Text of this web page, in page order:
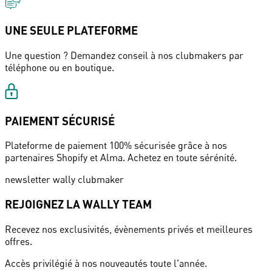
UNE SEULE PLATEFORME
Une question ? Demandez conseil à nos clubmakers par
téléphone ou en boutique.
PAIEMENT SÉCURISÉ
Plateforme de paiement 100% sécurisée grâce à nos
partenaires Shopify et Alma. Achetez en toute sérénité.
newsletter wally clubmaker
REJOIGNEZ LA WALLY TEAM
Recevez nos exclusivités, évènements privés et meilleures
offres.
Accès privilégié à nos nouveautés toute l'année.